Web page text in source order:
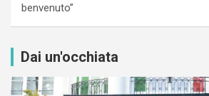
benvenuto”
Dai un'occhiata